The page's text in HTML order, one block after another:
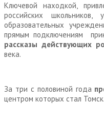
Ключевой находкой,
российских школьников,
образовательных
прямым подключениям
рассказы действующих
века.
За три с половиной года
центром которых стал Томск.